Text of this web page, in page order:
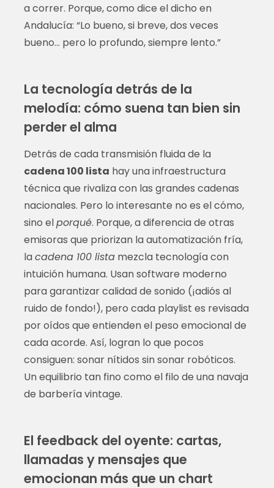
a correr. Porque, como dice el dicho en
Andalucía: “Lo bueno, si breve, dos veces
bueno… pero lo profundo, siempre lento.”
La tecnología detrás de la
melodía: cómo suena tan bien sin
perder el alma
Detrás de cada transmisión fluida de la
cadena 100 lista hay una infraestructura
técnica que rivaliza con las grandes cadenas
nacionales. Pero lo interesante no es el cómo,
sino elporqué. Porque, a diferencia de otras
emisoras que priorizan la automatización fría,
lacadena 100 listamezcla tecnología con
intuición humana. Usan software moderno
para garantizar calidad de sonido (¡adiós al
ruido de fondo!), pero cada playlist es revisada
por oídos que entienden el peso emocional de
cada acorde. Así, logran lo que pocos
consiguen: sonar nítidos sin sonar robóticos.
Un equilibrio tan fino como el filo de una navaja
de barbería vintage.
El feedback del oyente: cartas,
llamadas y mensajes que
emocionan más que un chart